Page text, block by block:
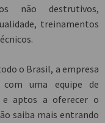
não destrutivos,
treinamentos
o Brasil, a empresa
uma equipe de
e aptos a oferecer o
saiba mais entrando